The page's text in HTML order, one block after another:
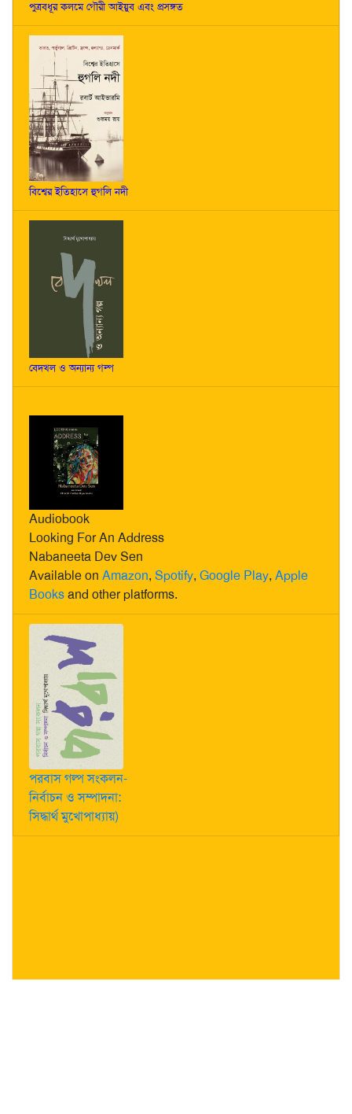
পুত্রবধূর কলমে গৌরী আইয়ুব এবং প্রসঙ্গত
বিশ্বের ইতিহাসে হুগলি নদী
বেদখল ও অন্যান্য গল্প
Audiobook
Looking For An Address
Nabaneeta Dev Sen
Available on Amazon, Spotify, Google Play, Apple
Booksand other platforms.
পরবাস গল্প সংকলন-
নির্বাচন ও সম্পাদনা:
সিদ্ধার্থ মুখোপাধ্যায়)